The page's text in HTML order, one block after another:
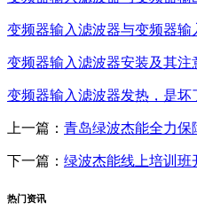
变频器输入滤波器与变频器输
变频器输入滤波器安装及其注
变频器输入滤波器发热，是坏
上一篇： 青岛绿波杰能全力保
下一篇： 绿波杰能线上培训班
热门资讯